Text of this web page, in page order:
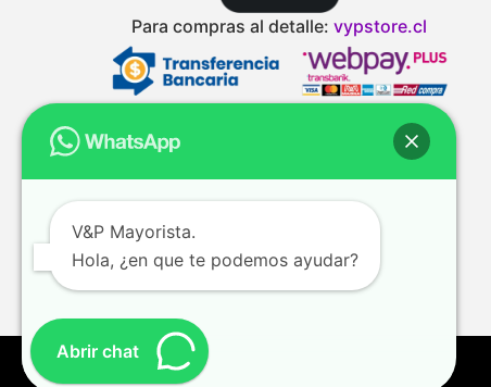
Para compras al detalle:vypstore.cl
V&P Mayorista.
Hola, ¿en que te podemos ayudar?
Abrir chat